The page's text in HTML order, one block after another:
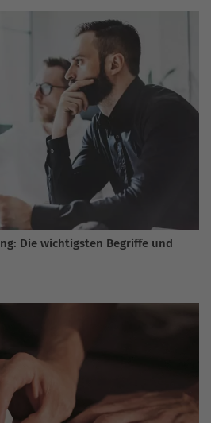
Die wichtigsten Begriffe und